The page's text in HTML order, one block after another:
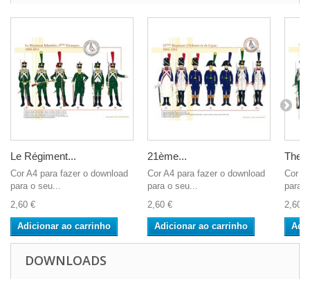
Le Régiment...
Cor A4 para fazer o download
para o seu...
2,60 €
Adicionar ao carrinho
21ème...
Cor A4 para fazer o download
para o seu...
2,60 €
Adicionar ao carrinho
The
Cor
para
2,60 €
DOWNLOADS